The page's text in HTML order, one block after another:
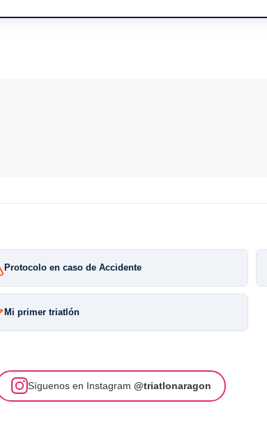
Protocolo en caso de Accidente
Mi primer triatlón
Síguenos en Instagram @triatlonaragon